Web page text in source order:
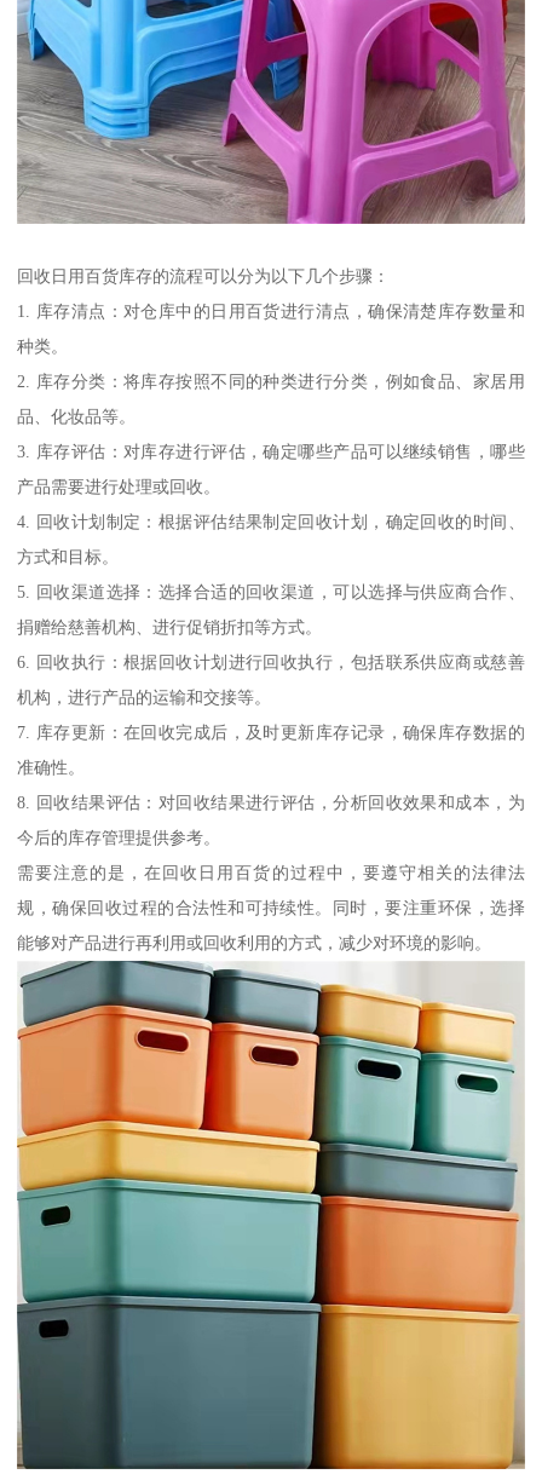
回收日用百货库存的流程可以分为以下几个步骤：
1. 库存清点：对仓库中的日用百货进行清点，确保清楚库存数量和
种类。
2. 库存分类：将库存按照不同的种类进行分类，例如食品、家居用
品、化妆品等。
3. 库存评估：对库存进行评估，确定哪些产品可以继续销售，哪些
产品需要进行处理或回收。
4. 回收计划制定：根据评估结果制定回收计划，确定回收的时间、
方式和目标。
5. 回收渠道选择：选择合适的回收渠道，可以选择与供应商合作、
捐赠给慈善机构、进行促销折扣等方式。
6. 回收执行：根据回收计划进行回收执行，包括联系供应商或慈善
机构，进行产品的运输和交接等。
7. 库存更新：在回收完成后，及时更新库存记录，确保库存数据的
准确性。
8. 回收结果评估：对回收结果进行评估，分析回收效果和成本，为
今后的库存管理提供参考。
需要注意的是，在回收日用百货的过程中，要遵守相关的法律法
规，确保回收过程的合法性和可持续性。同时，要注重环保，选择
能够对产品进行再利用或回收利用的方式，减少对环境的影响。